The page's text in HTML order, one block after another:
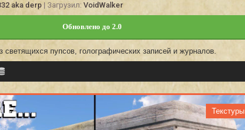
aka derp | Загрузил: VoidWalker
Обновлено до 2.0
светящихся пупсов, голографических записей и журналов.
Текстуры